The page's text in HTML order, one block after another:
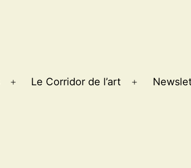
Ouvrir
Le Corridor de l’art
Ouvrir